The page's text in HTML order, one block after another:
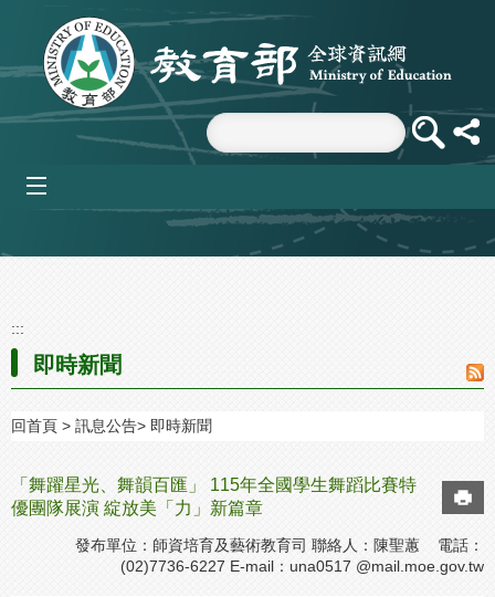
跳到主要內容區塊
:::
即時新聞
回首頁 訊息公告 即時新聞
「舞躍星光、舞韻百匯」 115年全國學生舞蹈比賽特
優團隊展演 綻放美「力」新篇章
發布單位：師資培育及藝術教育司 聯絡人：陳聖蕙 電話：
(02)7736-6227 E-mail： una0517 @mail.moe.gov.tw